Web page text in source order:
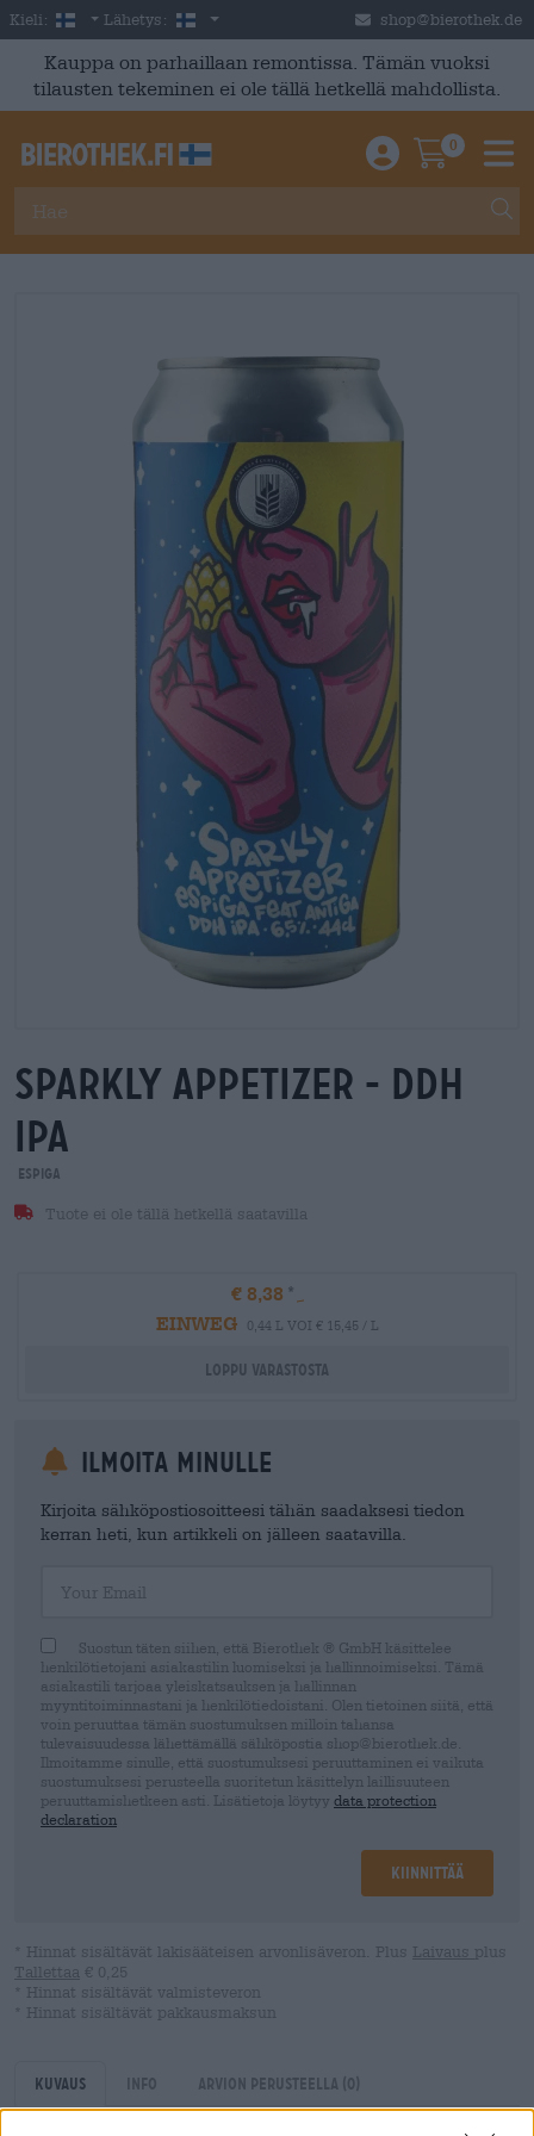
Skip to main content
Kieli: Finnish
Lähetys: Suomi shop@bierothek.de
Kauppa on parhaillaan remontissa. Tämän vuoksi
tilausten tekeminen ei ole tällä hetkellä mahdollista.
Einloggen /
0
sparkly appetizer - ddh
ipa
Espiga
Tuote ei ole tällä hetkellä saatavilla
€ 8,38
EINWEG
0,44 L VOI € 15,45 / L
Loppu varastosta
Ilmoita minulle
Kirjoita sähköpostiosoitteesi tähän saadaksesi tiedon
kerran heti, kun artikkeli on jälleen saatavilla.
Suostun täten siihen, että Bierothek ® GmbH käsittelee
henkilötietojani asiakastilin luomiseksi ja hallinnoimiseksi. Tämä
asiakastili tarjoaa yleiskatsauksen ja hallinnan
myyntitoiminnastani ja henkilötiedoistani. Olen tietoinen siitä, että
voin peruuttaa tämän suostumuksen milloin tahansa
tulevaisuudessa lähettämällä sähköpostia shop@bierothek.de.
Ilmoitamme sinulle, että suostumuksesi peruuttaminen ei vaikuta
suostumuksesi perusteella suoritetun käsittelyn laillisuuteen
peruuttamishetkeen asti. Lisätietoja löytyy data protection
declaration
Kiinnittää
* Hinnat sisältävät lakisääteisen arvonlisäveron. Plus Laivaus plus
Tallettaa € 0,25
* Hinnat sisältävät valmisteveron
* Hinnat sisältävät pakkausmaksun
Kuvaus Info Arvion perusteella (0)